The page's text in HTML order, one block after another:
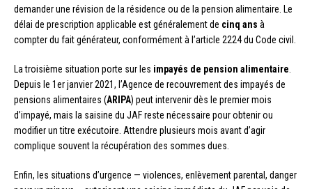
demander une révision de la résidence ou de la pension alimentaire. Le
délai de prescription applicable est généralement de cinq ans à
compter du fait générateur, conformément à l’article 2224 du Code civil.
La troisième situation porte sur les impayés de pension alimentaire
Depuis le 1er janvier 2021, l’Agence de recouvrement des impayés de
pensions alimentaires (ARIPA) peut intervenir dès le premier mois
d’impayé, mais la saisine du JAF reste nécessaire pour obtenir ou
modifier un titre exécutoire. Attendre plusieurs mois avant d’agir
complique souvent la récupération des sommes dues.
Enfin, les situations d’urgence — violences, enlèvement parental, danger